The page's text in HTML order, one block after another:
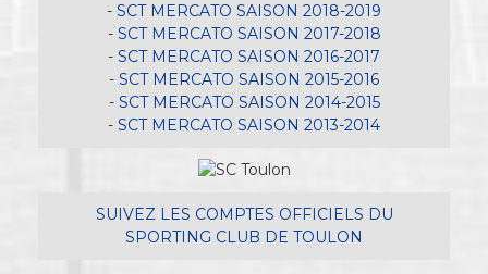
SCT MERCATO SAISON 2018-2019
SCT MERCATO SAISON 2017-2018
SCT MERCATO SAISON 2016-2017
SCT MERCATO SAISON 2015-2016
SCT MERCATO SAISON 2014-2015
SCT MERCATO SAISON 2013-2014
SUIVEZ LES COMPTES OFFICIELS DU
SPORTING CLUB DE TOULON